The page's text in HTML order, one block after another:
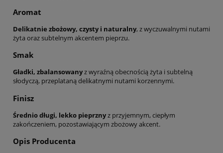
Aromat
Delikatnie zbożowy, czysty i naturalny, z wyczuwalnymi nutami
żyta oraz subtelnym akcentem pieprzu.
Smak
Gładki, zbalansowanyz wyraźną obecnością żyta i subtelną
słodyczą, przeplataną delikatnymi nutami korzennymi.
Finisz
Średnio długi, lekko pieprznyz przyjemnym, ciepłym
zakończeniem, pozostawiającym zbożowy akcent.
Opis Producenta